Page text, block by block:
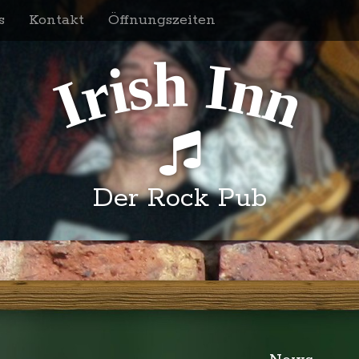
Kontakt Öffnungszeiten
IrishInn
Der Rock Pub